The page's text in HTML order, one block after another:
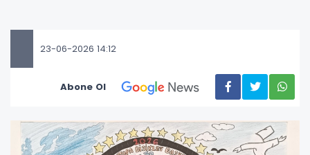
23-06-2026 14:12
Abone Ol